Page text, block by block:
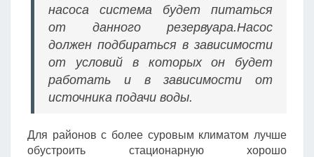
насоса система будет питаться
от данного резервуара.Насос
должен подбираться в зависимости
от условий в которых он будет
работать и в зависимости от
источника подачи воды.
Для районов с более суровым климатом лучше
обустроить стационарную хорошо